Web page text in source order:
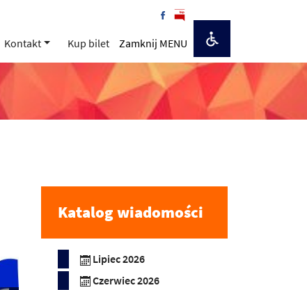
Kontakt Kup bilet Zamknij MENU
Katalog wiadomości
Lipiec 2026
Czerwiec 2026